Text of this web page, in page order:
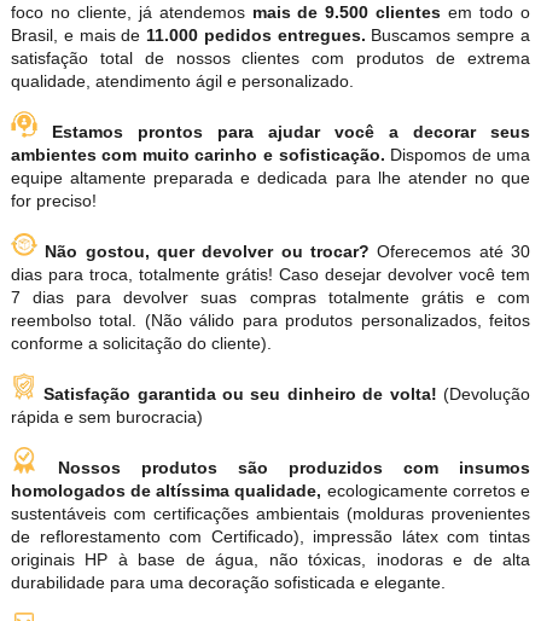
foco no cliente, já atendemos mais de 9.500 clientes em todo o
Brasil, e mais de 11.000 pedidos entregues. Buscamos sempre a
satisfação total de nossos clientes com produtos de extrema
qualidade, atendimento ágil e personalizado.
Estamos prontos para ajudar você a decorar seus
ambientes com muito carinho e sofisticação. Dispomos de uma
equipe altamente preparada e dedicada para lhe atender no que
for preciso!
Não gostou, quer devolver ou trocar?Oferecemos até 30
dias para troca, totalmente grátis! Caso desejar devolver você tem
7 dias para devolver suas compras totalmente grátis e com
reembolso total. (Não válido para produtos personalizados, feitos
conforme a solicitação do cliente).
Satisfação garantida ou seu dinheiro de volta!(Devolução
rápida e sem burocracia)
Nossos produtos são produzidos com insumos
homologados de altíssima qualidade, ecologicamente corretos e
sustentáveis com certificações ambientais (molduras provenientes
de reflorestamento com Certificado), impressão látex com tintas
originais HP à base de água, não tóxicas, inodoras e de alta
durabilidade para uma decoração sofisticada e elegante.